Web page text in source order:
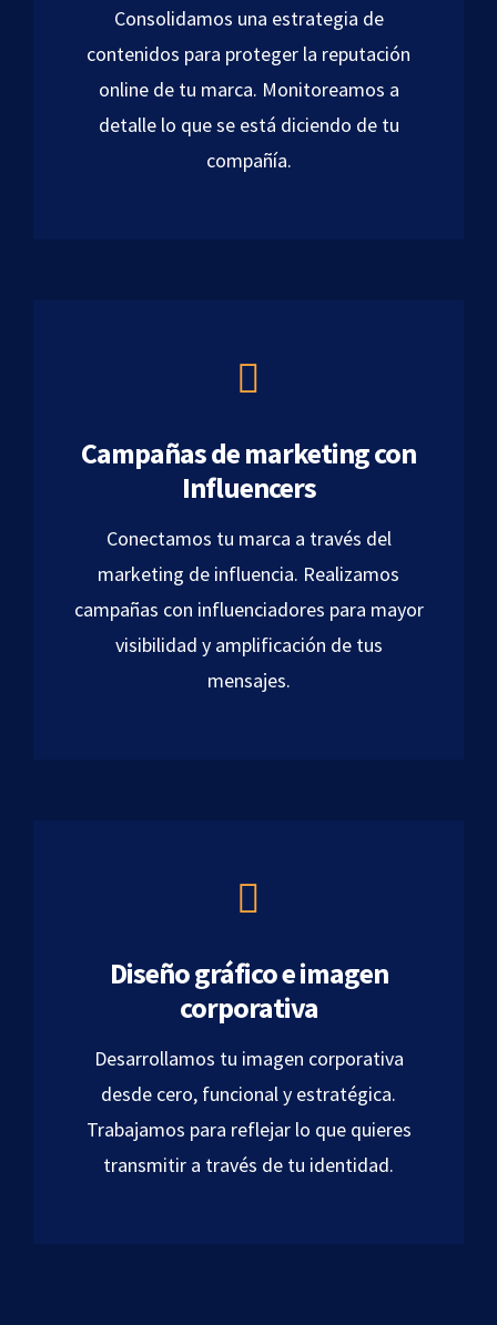
Consolidamos una estrategia de
contenidos para proteger la reputación
online de tu marca. Monitoreamos a
detalle lo que se está diciendo de tu
compañía.
Campañas de marketing con
Influencers
Conectamos tu marca a través del
marketing de influencia. Realizamos
campañas con influenciadores para mayor
visibilidad y amplificación de tus
mensajes.
Diseño gráfico e imagen
corporativa
Desarrollamos tu imagen corporativa
desde cero, funcional y estratégica.
Trabajamos para reflejar lo que quieres
transmitir a través de tu identidad.